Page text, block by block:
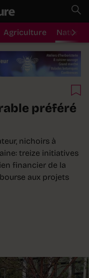
Agriculture Nature
préféré
nichoirs à
treize initiatives
financier de la
aux projets